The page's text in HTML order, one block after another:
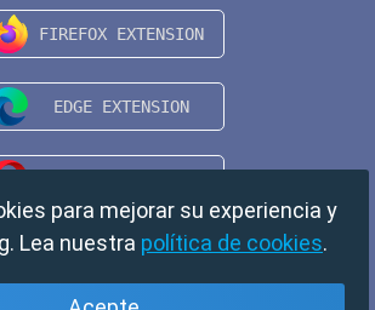
para mejorar su experiencia y
Lea nuestra política de cookies.